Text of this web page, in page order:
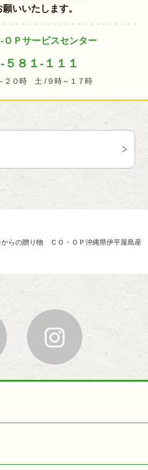
いいたします。
ＯＰサービスセンター
５８１-１１１
２０時 土 /９時～１７時
らの贈り物 ＣＯ・ＯＰ沖縄県伊平屋島産